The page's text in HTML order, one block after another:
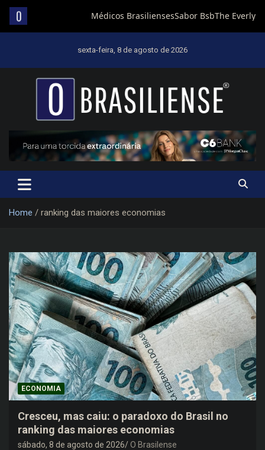
sexta-feira, 8 de agosto de 2026
Um diário de notícias que trabalha por Brasília
Home ranking das maiores economias
ECONOMIA
Cresceu, mas caiu: o paradoxo do Brasil no
ranking das maiores economias
sábado, 8 de agosto de 2026 O Brasilense